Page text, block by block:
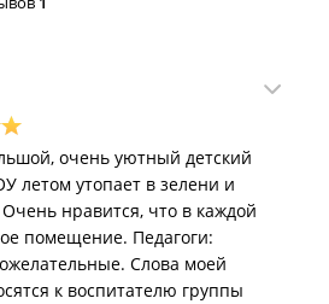
очень уютный детский
летом утопает в зелени и
нравится, что в каждой
помещение. Педагоги:
Слова моей
к воспитателю группы